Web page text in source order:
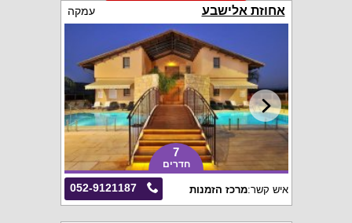
אחוזת אלישבע עמקה
7
חדרים
052-9121187 איש קשר:מרכז הזמנות